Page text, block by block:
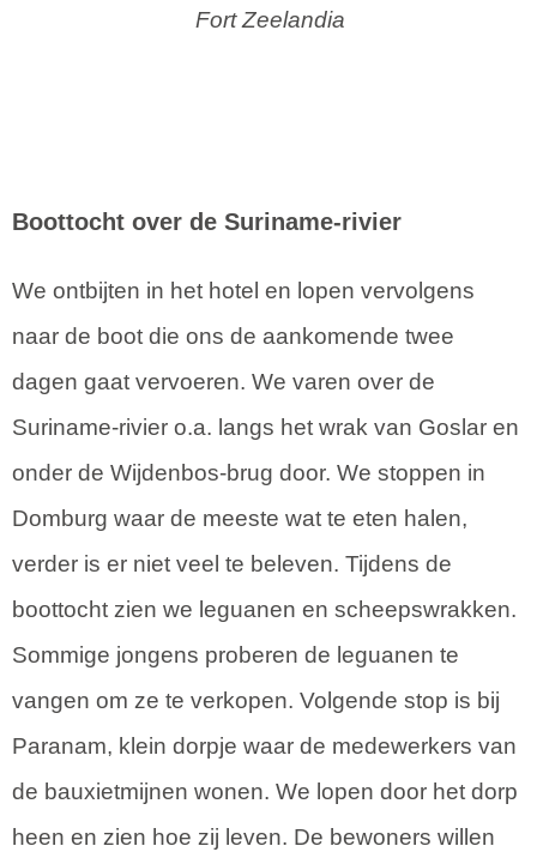
Fort Zeelandia
Boottocht over de Suriname-rivier
We ontbijten in het hotel en lopen vervolgens
naar de boot die ons de aankomende twee
dagen gaat vervoeren. We varen over de
Suriname-rivier o.a. langs het wrak van Goslar en
onder de Wijdenbos-brug door. We stoppen in
Domburg waar de meeste wat te eten halen,
verder is er niet veel te beleven. Tijdens de
boottocht zien we leguanen en scheepswrakken.
Sommige jongens proberen de leguanen te
vangen om ze te verkopen. Volgende stop is bij
Paranam, klein dorpje waar de medewerkers van
de bauxietmijnen wonen. We lopen door het dorp
heen en zien hoe zij leven. De bewoners willen